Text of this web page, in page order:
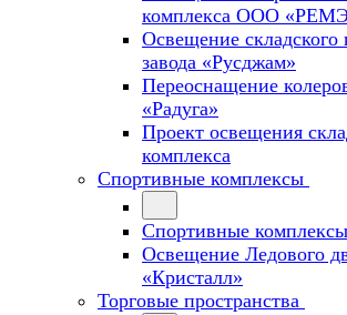
комплекса ООО
Освещение складского
завода «Русджам»
Переоснащение
«Радуга»
Проект освещения
комплекса
Спортивные комплексы
Спортивные комплексы
Освещение Ледового
«Кристалл»
Торговые пространства